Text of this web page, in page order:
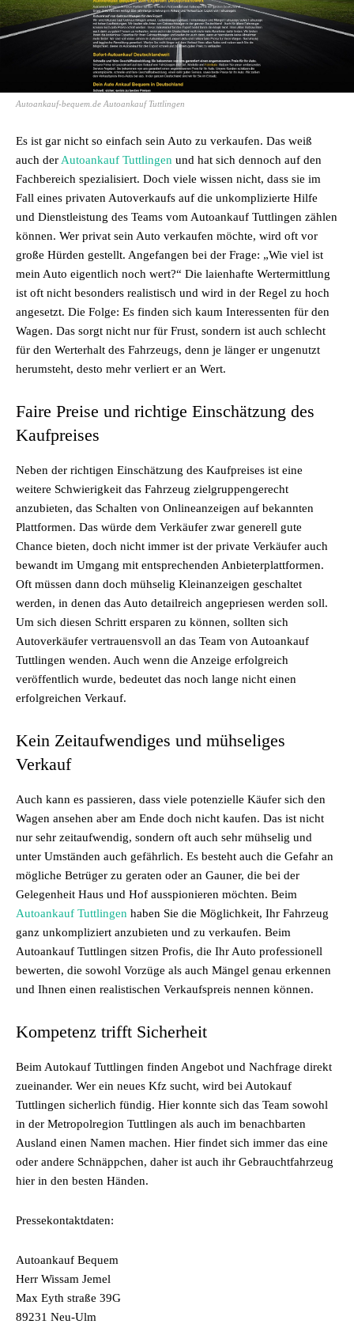
Autoankauf-bequem.de Autoankauf Tuttlingen
Es ist gar nicht so einfach sein Auto zu verkaufen. Das weiß
auch der Autoankauf Tuttlingen und hat sich dennoch auf den
Fachbereich spezialisiert. Doch viele wissen nicht, dass sie im
Fall eines privaten Autoverkaufs auf die unkomplizierte Hilfe
und Dienstleistung des Teams vom Autoankauf Tuttlingen zählen
können. Wer privat sein Auto verkaufen möchte, wird oft vor
große Hürden gestellt. Angefangen bei der Frage: „Wie viel ist
mein Auto eigentlich noch wert?“ Die laienhafte Wertermittlung
ist oft nicht besonders realistisch und wird in der Regel zu hoch
angesetzt. Die Folge: Es finden sich kaum Interessenten für den
Wagen. Das sorgt nicht nur für Frust, sondern ist auch schlecht
für den Werterhalt des Fahrzeugs, denn je länger er ungenutzt
herumsteht, desto mehr verliert er an Wert.
Faire Preise und richtige Einschätzung des
Kaufpreises
Neben der richtigen Einschätzung des Kaufpreises ist eine
weitere Schwierigkeit das Fahrzeug zielgruppengerecht
anzubieten, das Schalten von Onlineanzeigen auf bekannten
Plattformen. Das würde dem Verkäufer zwar generell gute
Chance bieten, doch nicht immer ist der private Verkäufer auch
bewandt im Umgang mit entsprechenden Anbieterplattformen.
Oft müssen dann doch mühselig Kleinanzeigen geschaltet
werden, in denen das Auto detailreich angepriesen werden soll.
Um sich diesen Schritt ersparen zu können, sollten sich
Autoverkäufer vertrauensvoll an das Team von Autoankauf
Tuttlingen wenden. Auch wenn die Anzeige erfolgreich
veröffentlich wurde, bedeutet das noch lange nicht einen
erfolgreichen Verkauf.
Kein Zeitaufwendiges und mühseliges
Verkauf
Auch kann es passieren, dass viele potenzielle Käufer sich den
Wagen ansehen aber am Ende doch nicht kaufen. Das ist nicht
nur sehr zeitaufwendig, sondern oft auch sehr mühselig und
unter Umständen auch gefährlich. Es besteht auch die Gefahr an
mögliche Betrüger zu geraten oder an Gauner, die bei der
Gelegenheit Haus und Hof ausspionieren möchten. Beim
Autoankauf Tuttlingen haben Sie die Möglichkeit, Ihr Fahrzeug
ganz unkompliziert anzubieten und zu verkaufen. Beim
Autoankauf Tuttlingen sitzen Profis, die Ihr Auto professionell
bewerten, die sowohl Vorzüge als auch Mängel genau erkennen
und Ihnen einen realistischen Verkaufspreis nennen können.
Kompetenz trifft Sicherheit
Beim Autokauf Tuttlingen finden Angebot und Nachfrage direkt
zueinander. Wer ein neues Kfz sucht, wird bei Autokauf
Tuttlingen sicherlich fündig. Hier konnte sich das Team sowohl
in der Metropolregion Tuttlingen als auch im benachbarten
Ausland einen Namen machen. Hier findet sich immer das eine
oder andere Schnäppchen, daher ist auch ihr Gebrauchtfahrzeug
hier in den besten Händen.
Pressekontaktdaten:
Autoankauf Bequem
Herr Wissam Jemel
Max Eyth straße 39G
89231 Neu-Ulm